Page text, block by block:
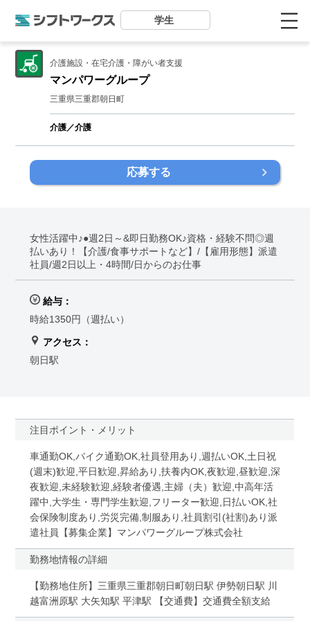
学生
介護施設・在宅介護・障がい者支援
マンパワーグループ
三重県三重郡朝日町
介護／介護
応募する
女性活躍中♪●週2日～&即日勤務OK♪資格・経験不問◎週
払いあり！【介護/食事サポートなど】/【雇用形態】派遣
社員/週2日以上・4時間/日からのお仕事
給与：
時給1350円（週払い）
アクセス：
朝日駅
注目ポイント・メリット
車通勤OK,バイク通勤OK,社員登用あり,週払いOK,土日祝
(週末)歓迎,平日歓迎,昇給あり,扶養内OK,夜歓迎,昼歓迎,深
夜歓迎,未経験歓迎,経験者優遇,主婦（夫）歓迎,中高年活
躍中,大学生・専門学生歓迎,フリーター歓迎,日払いOK,社
会保険制度あり,労災完備,制服あり,社員割引(社割)あり派
遣社員【募集企業】マンパワーグループ株式会社
勤務地情報の詳細
【勤務地住所】三重県三重郡朝日町朝日駅 伊勢朝日駅 川
越富洲原駅 大矢知駅 平津駅 【交通費】交通費全額支給